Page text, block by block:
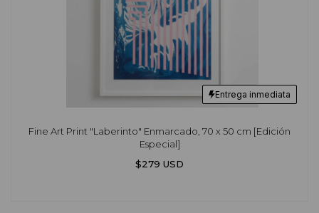
Entrega inmediata
Fine Art Print "Laberinto" Enmarcado, 70 x 50 cm [Edición
Especial]
$279 USD